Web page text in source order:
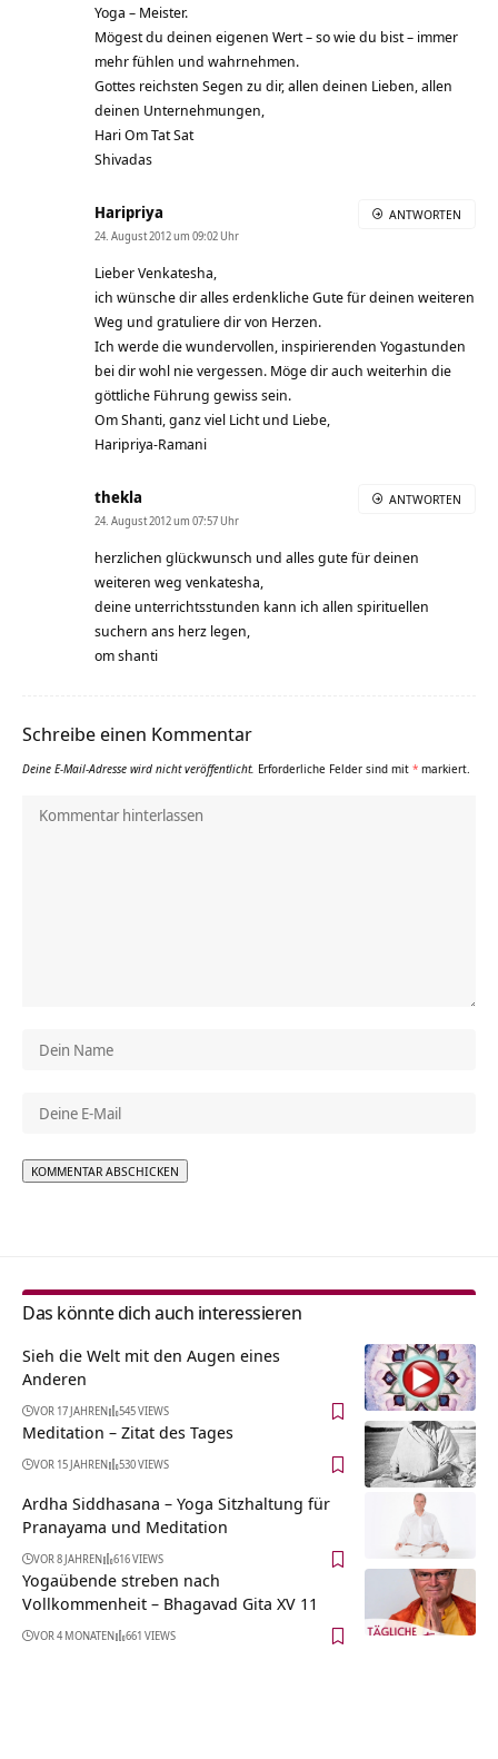
Yoga – Meister.
Mögest du deinen eigenen Wert – so wie du bist – immer
mehr fühlen und wahrnehmen.
Gottes reichsten Segen zu dir, allen deinen Lieben, allen
deinen Unternehmungen,
Hari Om Tat Sat
Shivadas
Haripriya
24. August 2012 um 09:02 Uhr
Lieber Venkatesha,
ich wünsche dir alles erdenkliche Gute für deinen weiteren
Weg und gratuliere dir von Herzen.
Ich werde die wundervollen, inspirierenden Yogastunden
bei dir wohl nie vergessen. Möge dir auch weiterhin die
göttliche Führung gewiss sein.
Om Shanti, ganz viel Licht und Liebe,
Haripriya-Ramani
ANTWORTEN
thekla
24. August 2012 um 07:57 Uhr
herzlichen glückwunsch und alles gute für deinen
weiteren weg venkatesha,
deine unterrichtsstunden kann ich allen spirituellen
suchern ans herz legen,
om shanti
ANTWORTEN
Schreibe einen Kommentar
Deine E-Mail-Adresse wird nicht veröffentlicht. Erforderliche Felder sind mit * markiert.
Das könnte dich auch interessieren
Sieh die Welt mit den Augen eines
Anderen
VOR 17 JAHREN 545 VIEWS
Meditation – Zitat des Tages
VOR 15 JAHREN 530 VIEWS
Ardha Siddhasana – Yoga Sitzhaltung für
Pranayama und Meditation
VOR 8 JAHREN 616 VIEWS
Yogaübende streben nach
Vollkommenheit – Bhagavad Gita XV 11
VOR 4 MONATEN 661 VIEWS